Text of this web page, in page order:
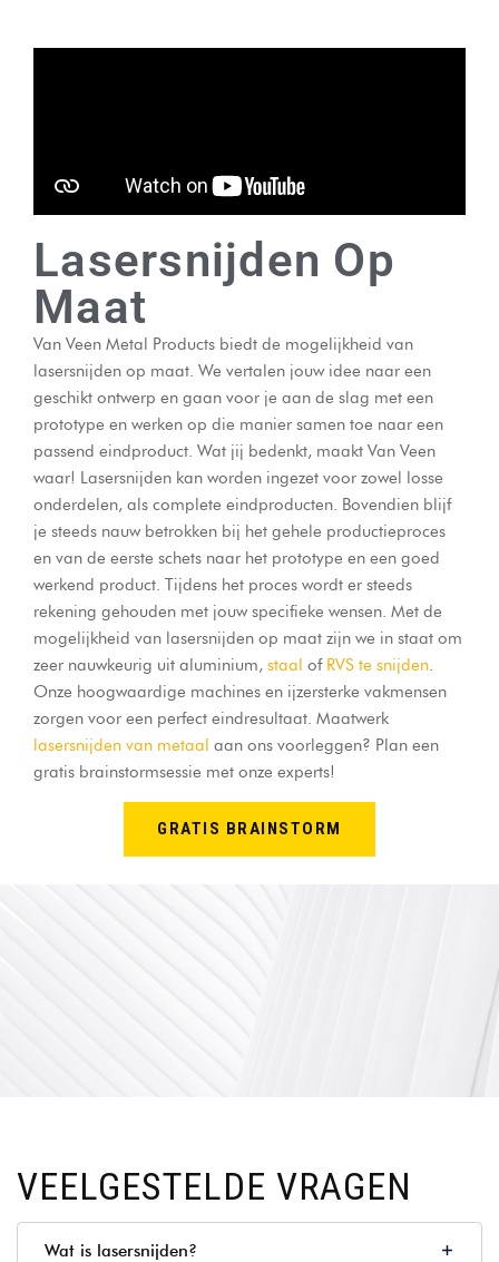
Lasersnijden Op
Maat
Van Veen Metal Products biedt de mogelijkheid van
lasersnijden op maat. We vertalen jouw idee naar een
geschikt ontwerp en gaan voor je aan de slag met een
prototype en werken op die manier samen toe naar een
passend eindproduct. Wat jij bedenkt, maakt Van Veen
waar! Lasersnijden kan worden ingezet voor zowel losse
onderdelen, als complete eindproducten. Bovendien blijf
je steeds nauw betrokken bij het gehele productieproces
en van de eerste schets naar het prototype en een goed
werkend product. Tijdens het proces wordt er steeds
rekening gehouden met jouw specifieke wensen. Met de
mogelijkheid van lasersnijden op maat zijn we in staat om
zeer nauwkeurig uit aluminium, staal of RVS te snijden.
Onze hoogwaardige machines en ijzersterke vakmensen
zorgen voor een perfect eindresultaat. Maatwerk
lasersnijden van metaal aan ons voorleggen? Plan een
gratis brainstormsessie met onze experts!
GRATIS BRAINSTORM
VEELGESTELDE VRAGEN
Wat is lasersnijden?